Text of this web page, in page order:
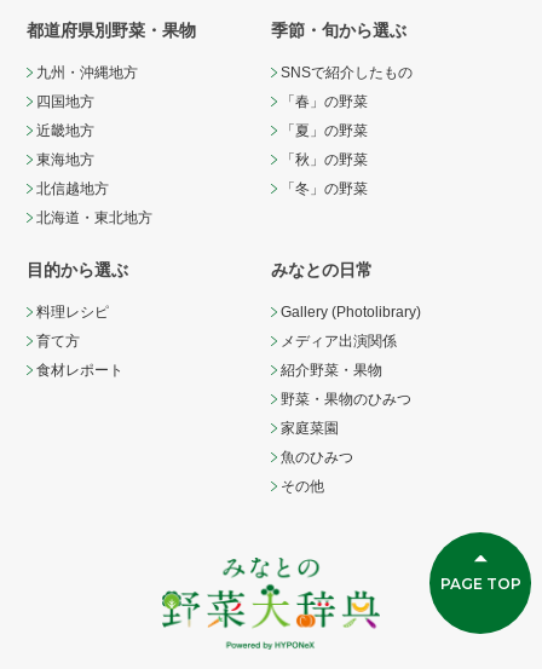
都道府県別野菜・果物
九州・沖縄地方
四国地方
近畿地方
東海地方
北信越地方
北海道・東北地方
季節・旬から選ぶ
SNSで紹介したもの
「春」の野菜
「夏」の野菜
「秋」の野菜
「冬」の野菜
目的から選ぶ
料理レシピ
育て方
食材レポート
みなとの日常
Gallery (Photolibrary)
メディア出演関係
紹介野菜・果物
野菜・果物のひみつ
家庭菜園
魚のひみつ
その他
PAGE TOP